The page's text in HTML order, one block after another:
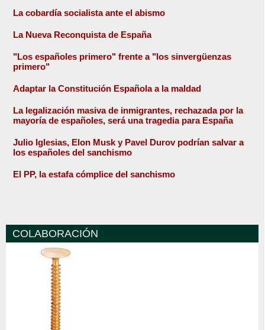
La cobardía socialista ante el abismo
La Nueva Reconquista de España
"Los españoles primero" frente a "los sinvergüenzas
primero"
Adaptar la Constitución Española a la maldad
La legalización masiva de inmigrantes, rechazada por la
mayoría de españoles, será una tragedia para España
Julio Iglesias, Elon Musk y Pavel Durov podrían salvar a
los españoles del sanchismo
El PP, la estafa cómplice del sanchismo
COLABORACIÓN